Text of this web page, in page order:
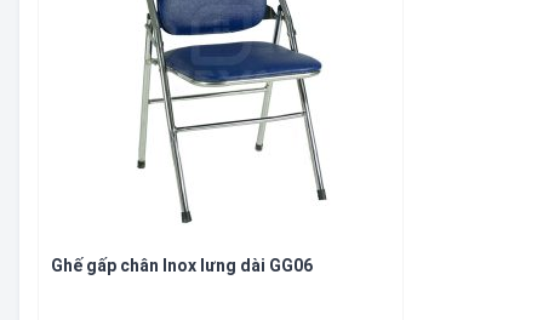
Ghế gấp chân Inox lưng dài GG06